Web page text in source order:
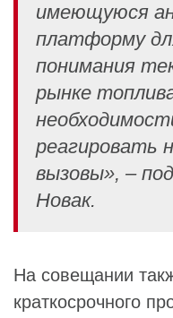
имеющуюся
платформу
понимания
рынке
реагировать
вызовы», –
Новак.
На совещании
краткосрочного